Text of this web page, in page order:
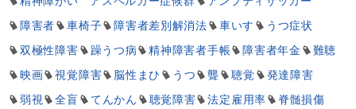
障害者
車椅子 障害者差別解消法 車いす
うつ症状
双極性障害
躁うつ病 精神障害者手帳 障害者年金
難聴
映画
視覚障害 脳性まひ うつ 聾 聴覚
発達障害
弱視
全盲 てんかん 聴覚障害 法定雇用率
脊髄損傷